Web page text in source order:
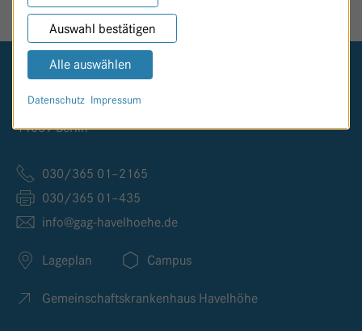
Logo GKH Havelhöhe
Kladower Damm 221
14089 Berlin
030/365 01–2165
030/365 01–435
info@gag-havelhoehe.de
Lageplan Campus
Gemeinschaftskrankenhaus Havelhöhe
Auswahl bestätigen
Alle auswählen
Datenschutz Impressum